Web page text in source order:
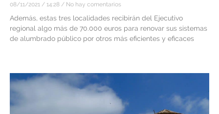
08/11/2021 14:28 No hay comentarios
Además, estas tres localidades recibirán del Ejecutivo
regional algo más de 70.000 euros para renovar sus sistemas
de alumbrado público por otros más eficientes y eficaces